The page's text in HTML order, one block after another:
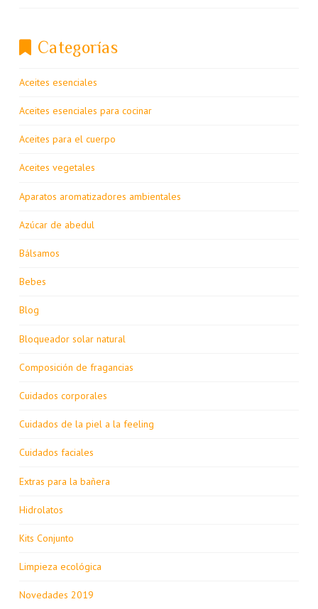
Categorías
Aceites esenciales
Aceites esenciales para cocinar
Aceites para el cuerpo
Aceites vegetales
Aparatos aromatizadores ambientales
Azúcar de abedul
Bálsamos
Bebes
Blog
Bloqueador solar natural
Composición de fragancias
Cuidados corporales
Cuidados de la piel a la feeling
Cuidados faciales
Extras para la bañera
Hidrolatos
Kits Conjunto
Limpieza ecológica
Novedades 2019